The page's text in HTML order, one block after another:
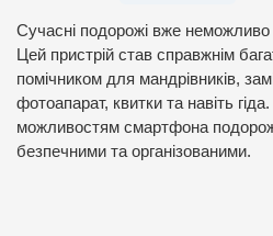
Сучасні подорожі вже
Цей пристрій став справжнім
помічником для мандрівників,
фотоапарат, квитки та навіть
можливостям смартфона
безпечними та організованими.